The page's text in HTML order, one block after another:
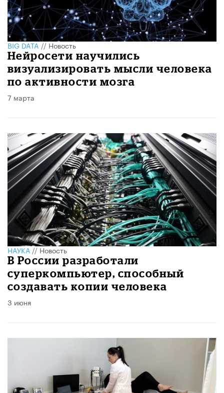
BIG DATA//Новость
Нейросети научились
визуализировать мысли человека
по активности мозга
7 марта
НАУКА//Новость
В России разработали
суперкомпьютер, способный
создавать копии человека
3 июня